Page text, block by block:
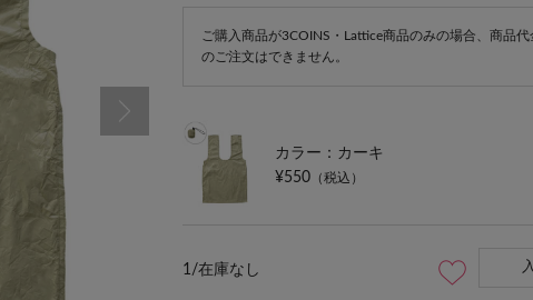
ご購入商品が3COINS・Lattice商品のみの場合、商品
のご注文はできません。
カラー：カーキ
¥550 （税込）
1/在庫なし